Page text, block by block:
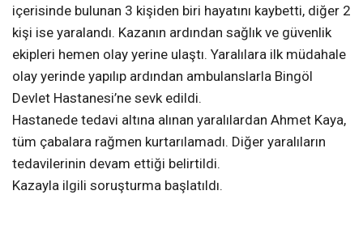
içerisinde bulunan 3 kişiden biri hayatını kaybetti, diğer 2
kişi ise yaralandı. Kazanın ardından sağlık ve güvenlik
ekipleri hemen olay yerine ulaştı. Yaralılara ilk müdahale
olay yerinde yapılıp ardından ambulanslarla Bingöl
Devlet Hastanesi’ne sevk edildi.
Hastanede tedavi altına alınan yaralılardan Ahmet Kaya,
tüm çabalara rağmen kurtarılamadı. Diğer yaralıların
tedavilerinin devam ettiği belirtildi.
Kazayla ilgili soruşturma başlatıldı.